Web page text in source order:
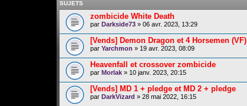
SUJETS
zombicide White Death
par Darkside73 » 06 avr. 2023, 13:29
[Vends] Demon Dragon et 4 Horsemen (VF)
par Yarchmon » 19 avr. 2023, 08:09
Heavenfall et crossover zombicide
par Morlak » 10 janv. 2023, 20:15
[Vends] MD 1 + pledge et MD 2 + pledge
par DarkVizard » 28 mai 2022, 16:15